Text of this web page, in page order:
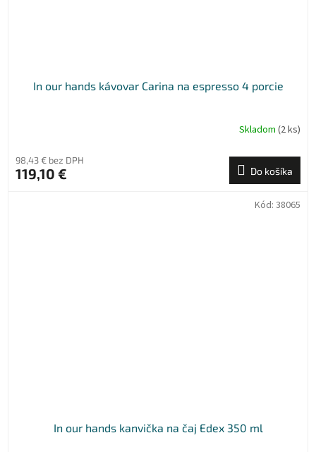
In our hands kávovar Carina na espresso 4 porcie
Skladom (2 ks)
98,43 € bez DPH
119,10 € Do košíka
In our hands kanvička na čaj Edex 350 ml
Kód: 38065